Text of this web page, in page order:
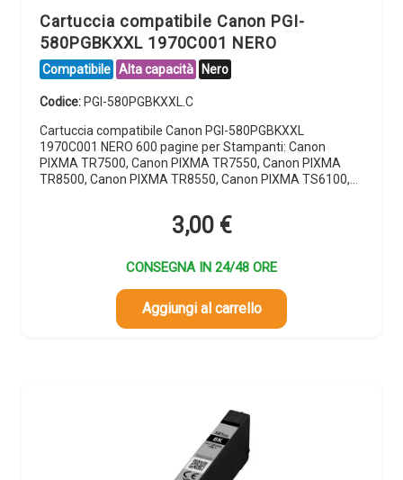
Cartuccia compatibile Canon PGI-
580PGBKXXL 1970C001 NERO
Compatibile Alta capacità Nero
Codice: PGI-580PGBKXXL.C
Cartuccia compatibile Canon PGI-580PGBKXXL
1970C001 NERO 600 pagine per Stampanti: Canon
PIXMA TR7500, Canon PIXMA TR7550, Canon PIXMA
TR8500, Canon PIXMA TR8550, Canon PIXMA TS6100,…
3,00 €
CONSEGNA IN 24/48 ORE
Aggiungi al carrello